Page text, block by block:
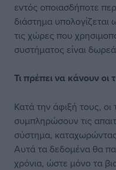
εντός οποιασδήποτε
διάστημα υπολογίζεται
τις χώρες που
συστήματος είναι
Τι πρέπει να κάνουν οι
Κατά την άφιξή τους, οι
συμπληρώσουν τις
σύστημα,
Αυτά τα δεδομένα θα
χρόνια, ώστε μόνο τα